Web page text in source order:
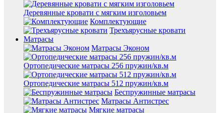
Деревянные кровати с мягким изголовьем
Комплектующие
Трехъярусные кровати
Матрасы
Матрасы Эконом
Ортопедические матрасы 256 пружин/кв.м
Ортопедические матрасы 512 пружин/кв.м
Беспружинные матрасы
Матрасы Антистрес
Мягкие матрасы